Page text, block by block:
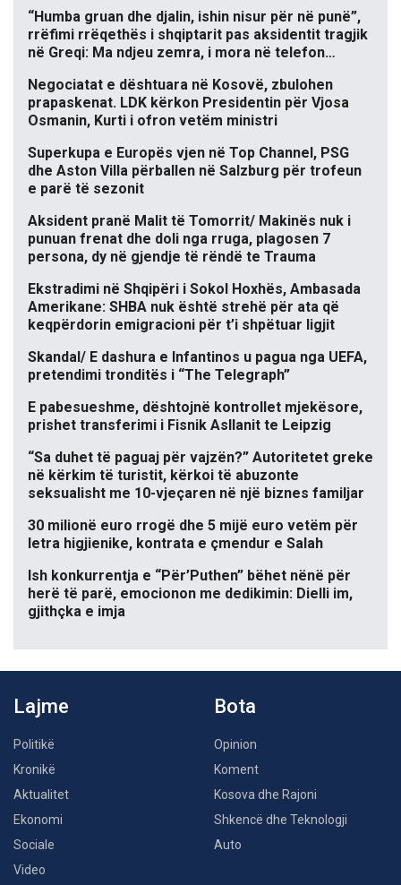
“Humba gruan dhe djalin, ishin nisur për në punë”,
rrëfimi rrëqethës i shqiptarit pas aksidentit tragjik
në Greqi: Ma ndjeu zemra, i mora në telefon…
Negociatat e dështuara në Kosovë, zbulohen
prapaskenat. LDK kërkon Presidentin për Vjosa
Osmanin, Kurti i ofron vetëm ministri
Superkupa e Europës vjen në Top Channel, PSG
dhe Aston Villa përballen në Salzburg për trofeun
e parë të sezonit
Aksident pranë Malit të Tomorrit/ Makinës nuk i
punuan frenat dhe doli nga rruga, plagosen 7
persona, dy në gjendje të rëndë te Trauma
Ekstradimi në Shqipëri i Sokol Hoxhës, Ambasada
Amerikane: SHBA nuk është strehë për ata që
keqpërdorin emigracioni për t’i shpëtuar ligjit
Skandal/ E dashura e Infantinos u pagua nga UEFA,
pretendimi tronditës i “The Telegraph”
E pabesueshme, dështojnë kontrollet mjekësore,
prishet transferimi i Fisnik Asllanit te Leipzig
“Sa duhet të paguaj për vajzën?” Autoritetet greke
në kërkim të turistit, kërkoi të abuzonte
seksualisht me 10-vjeçaren në një biznes familjar
30 milionë euro rrogë dhe 5 mijë euro vetëm për
letra higjienike, kontrata e çmendur e Salah
Ish konkurrentja e “Për’Puthen” bëhet nënë për
herë të parë, emocionon me dedikimin: Dielli im,
gjithçka e imja
Lajme
Politikë
Kronikë
Aktualitet
Ekonomi
Sociale
Video
Bota
Opinion
Koment
Kosova dhe Rajoni
Shkencë dhe Teknologji
Auto